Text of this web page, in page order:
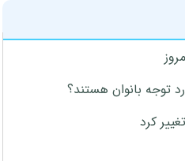
توجه بانوان هستند؟